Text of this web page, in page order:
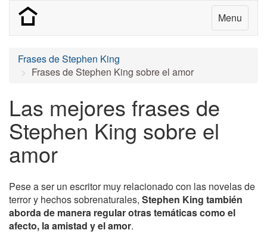
Menu
Frases de Stephen King
Frases de Stephen King sobre el amor
Las mejores frases de
Stephen King sobre el
amor
Pese a ser un escritor muy relacionado con las novelas de
terror y hechos sobrenaturales, Stephen King también
aborda de manera regular otras temáticas como el
afecto, la amistad y el amor.